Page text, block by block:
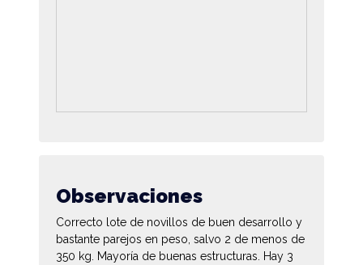
Observaciones
Correcto lote de novillos de buen desarrollo y
bastante parejos en peso, salvo 2 de menos de
350 kg. Mayoría de buenas estructuras. Hay 3